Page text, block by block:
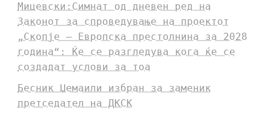
Мицевски:Симнат од дневен ред на
Законот за спроведување на проектот
„Скопје – Европска престолнина за 2028
година“: Ќе се разгледува кога ќе се
создадат услови за тоа
Бесник Џемаили избран за заменик
претседател на ДКСК